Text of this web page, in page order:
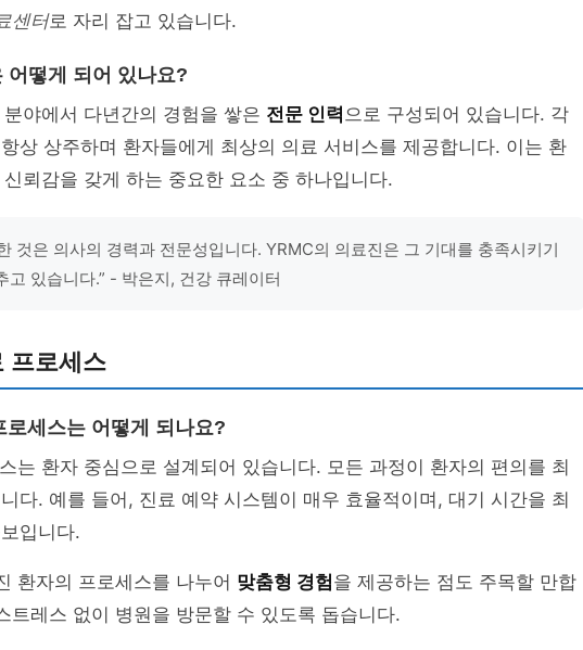
센터로 자리 잡고 있습니다.
어떻게 되어 있나요?
야에서 다년간의 경험을 쌓은 전문 인력으로 구성되어 있습니다. 각
상 상주하며 환자들에게 최상의 의료 서비스를 제공합니다. 이는 환
뢰감을 갖게 하는 중요한 요소 중 하나입니다.
것은 의사의 경력과 전문성입니다. YRMC의 의료진은 그 기대를 충족시키기
고 있습니다.” - 박은지, 건강 큐레이터
프로세스
세스는 어떻게 되나요?
는 환자 중심으로 설계되어 있습니다. 모든 과정이 환자의 편의를 최
다. 예를 들어, 진료 예약 시스템이 매우 효율적이며, 대기 시간을 최
입니다.
환자의 프로세스를 나누어 맞춤형 경험을 제공하는 점도 주목할 만합
트레스 없이 병원을 방문할 수 있도록 돕습니다.